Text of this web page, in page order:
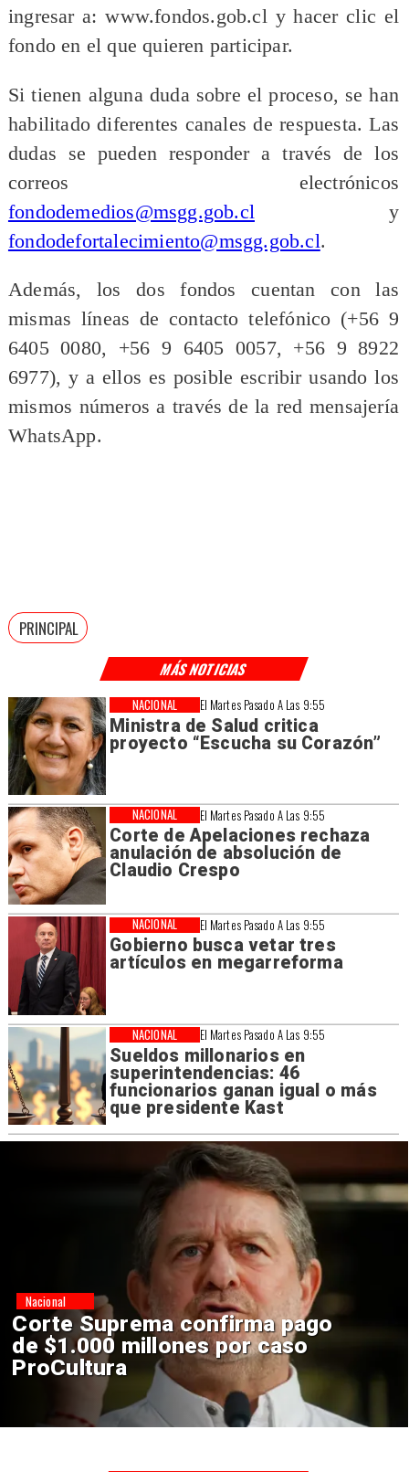
MÁS NOTICIAS
El Martes Pasado A Las 9:55
Ministra de Salud critica
proyecto “Escucha su Corazón”
NACIONAL
El Martes Pasado A Las 9:55
Corte de Apelaciones rechaza
anulación de absolución de
Claudio Crespo
NACIONAL
El Martes Pasado A Las 9:55
Gobierno busca vetar tres
artículos en megarreforma
NACIONAL
El Martes Pasado A Las 9:55
Sueldos millonarios en
superintendencias: 46
funcionarios ganan igual o más
que presidente Kast
NACIONAL
ingresar a: www.fondos.gob.cl y hacer clic el
fondo en el que quieren participar.
Si tienen alguna duda sobre el proceso, se han
habilitado diferentes canales de respuesta. Las
dudas se pueden responder a través de los
correos electrónicos
fondodemedios@msgg.gob.cl y
fondodefortalecimiento@msgg.gob.cl.
Además, los dos fondos cuentan con las
mismas líneas de contacto telefónico (+56 9
6405 0080, +56 9 6405 0057, +56 9 8922
6977), y a ellos es posible escribir usando los
mismos números a través de la red mensajería
WhatsApp.
PRINCIPAL
Codelco suspende
construcción de Andes Norte
en El Teniente por riesgos
sísmicos
Nacional